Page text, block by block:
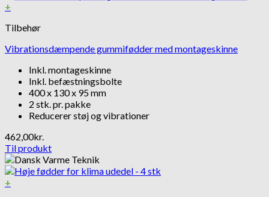
+
Tilbehør
Vibrationsdæmpende gummifødder med montageskinne
Inkl. montageskinne
Inkl. befæstningsbolte
400 x 130 x 95 mm
2 stk. pr. pakke
Reducerer støj og vibrationer
462,00kr.
Til produkt
+